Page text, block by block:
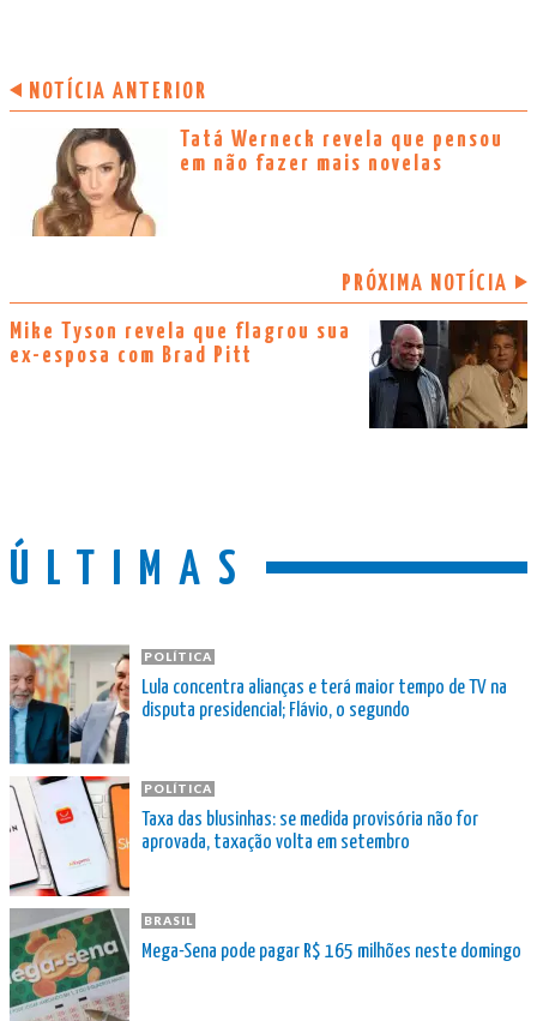
NOTÍCIA ANTERIOR
Tatá Werneck revela que pensou
em não fazer mais novelas
PRÓXIMA NOTÍCIA
Mike Tyson revela que flagrou sua
ex-esposa com Brad Pitt
ÚLTIMAS
POLÍTICA
Lula concentra alianças e terá maior tempo de TV na
disputa presidencial; Flávio, o segundo
POLÍTICA
Taxa das blusinhas: se medida provisória não for
aprovada, taxação volta em setembro
BRASIL
Mega-Sena pode pagar R$ 165 milhões neste domingo